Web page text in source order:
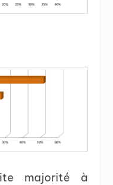
majorité à